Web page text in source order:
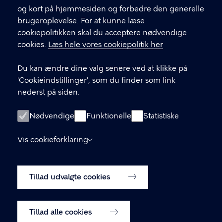
og kort på hjemmesiden og forbedre den generelle
brugeroplevelse. For at kunne læse
cookiepolitikken skal du acceptere nødvendige
cookies. Læs hele vores cookiepolitik her
Du kan ændre dine valg senere ved at klikke på
'Cookieindstillinger', som du finder som link
nederst på siden.
Nødvendige Funktionelle Statistiske
Vis cookieforklaring
Tillad udvalgte cookies
Tillad alle cookies
KONTAKT
Børne- og ungdomsforvaltningen
LINKS
Login som leverandør
Oprettelse af leverandør-konto
Cookiepolitik
Cookieindstillinger